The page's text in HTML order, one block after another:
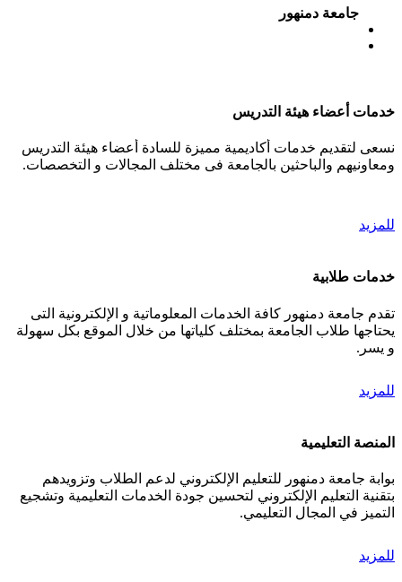
جامعة دمنهور
خدمات أعضاء هيئة التدريس
نسعى لتقديم خدمات أكاديمية مميزة للسادة أعضاء هيئة التدريس
ومعاونيهم والباحثين بالجامعة فى مختلف المجالات و التخصصات.
للمزيد
خدمات طلابية
تقدم جامعة دمنهور كافة الخدمات المعلوماتية و الإلكترونية التى
يحتاجها طلاب الجامعة بمختلف كلياتها من خلال الموقع بكل سهولة
و يسر.
للمزيد
المنصة التعليمية
بوابة جامعة دمنهور للتعليم الإلكتروني لدعم الطلاب وتزويدهم
بتقنية التعليم الإلكتروني لتحسين جودة الخدمات التعليمية وتشجيع
التميز في المجال التعليمي.
للمزيد